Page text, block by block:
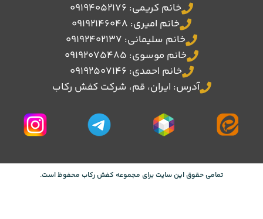
خانم کریمی: 09194052176
خانم امیری: 09192146048
خانم سلیمانی: 09192402137
خانم موسوی: 09192075485
خانم احمدی: 09192507146
آدرس: ایران، قم، شرکت کفش رکاب
تمامی حقوق این سایت برای مجموعه کفش رکاب محفوظ است.